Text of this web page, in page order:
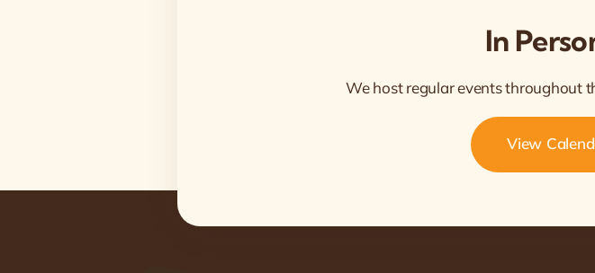
In
We host regular events throughout
View